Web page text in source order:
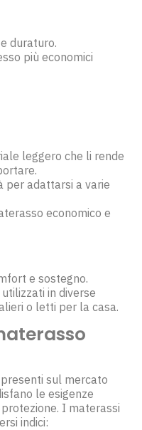
duraturo.
più economici
leggero che li rende
per adattarsi a varie
economico e
e sostegno.
in diverse
o letti per la casa.
presenti sul mercato
le esigenze
I materassi
indici: